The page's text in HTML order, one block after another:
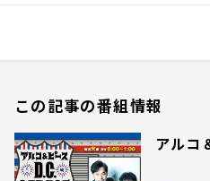
この記事の番組情報
アルコ